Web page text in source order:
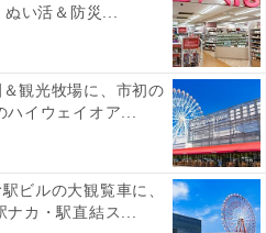
い活＆防災...
＆観光牧場に、市初の
イウェイオア...
ビルの大観覧車に、
カ・駅直結ス...